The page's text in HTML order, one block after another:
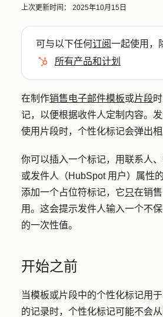
上次更新时间： 2025年10月15日
可与以下任何订阅一起使用，
所有产品和计划
在制作销售电子邮件模板或片段
记，以便根据收件人定制内容。
使用片段时，个性化标记会弹出相
你可以插入一个标记，用联系人
或发件人（HubSpot 用户）属性
添加一个占位符标记，它只在销
用。这会提示发件人输入一个不
的一次性值。
开始之前
当模板或片段中的个性化标记用
的记录时，个性化标记可能不会